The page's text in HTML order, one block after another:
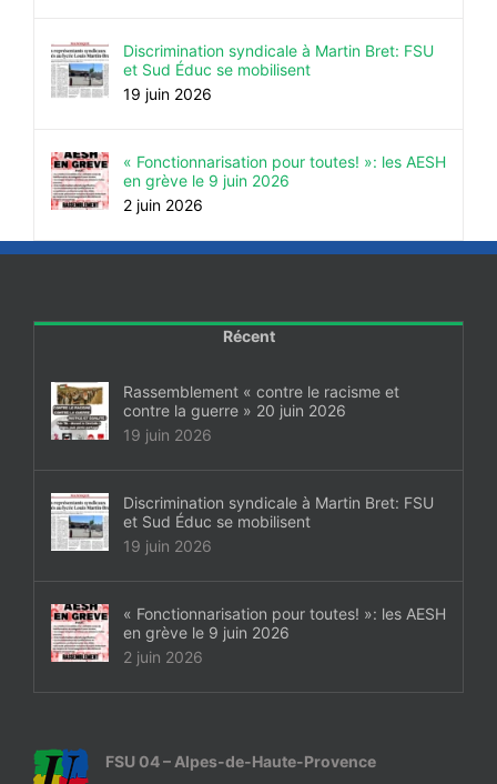
Discrimination syndicale à Martin Bret: FSU
et Sud Éduc se mobilisent
19 juin 2026
« Fonctionnarisation pour toutes! »: les AESH
en grève le 9 juin 2026
2 juin 2026
Récent
Rassemblement « contre le racisme et
contre la guerre » 20 juin 2026
19 juin 2026
Discrimination syndicale à Martin Bret: FSU
et Sud Éduc se mobilisent
19 juin 2026
« Fonctionnarisation pour toutes! »: les AESH
en grève le 9 juin 2026
2 juin 2026
FSU 04 – Alpes-de-Haute-Provence